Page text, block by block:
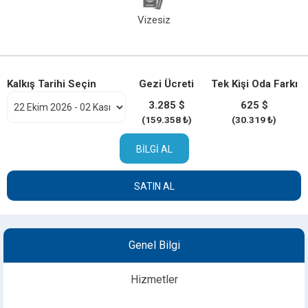
Vizesiz
Kalkış Tarihi Seçin
Gezi Ücreti
3.285 $
(159.358 ₺)
Tek Kişi Oda Farkı
625 $
(30.319 ₺)
BILGI AL
SATIN AL
Genel Bilgi
Hizmetler